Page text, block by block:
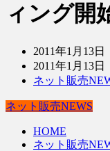
ィング開
2011年1月13日
2011年1月13日
ネット販売
ネット販売NEWS
HOME
ネット販売